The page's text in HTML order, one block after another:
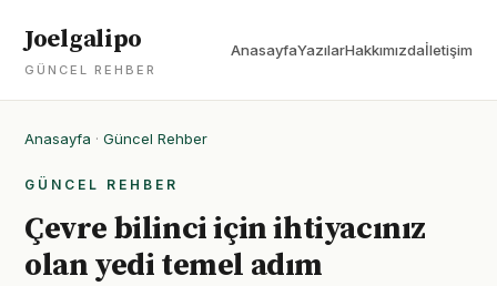
Joelgalipo
GÜNCEL REHBER
AnasayfaYazılarHakkımızdaİletişim
Anasayfa · Güncel Rehber
GÜNCEL REHBER
Çevre bilinci için ihtiyacınız
olan yedi temel adım